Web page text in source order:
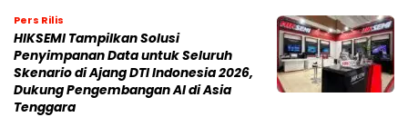
Pers Rilis
HIKSEMI Tampilkan Solusi
Penyimpanan Data untuk Seluruh
Skenario di Ajang DTI Indonesia 2026,
Dukung Pengembangan AI di Asia
Tenggara